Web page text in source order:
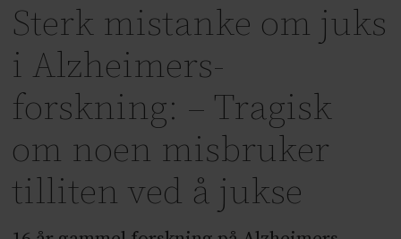
Sterk mistanke om juks
i Alzheimers-
forskning: – Tragisk
om noen misbruker
tilliten ved å jukse